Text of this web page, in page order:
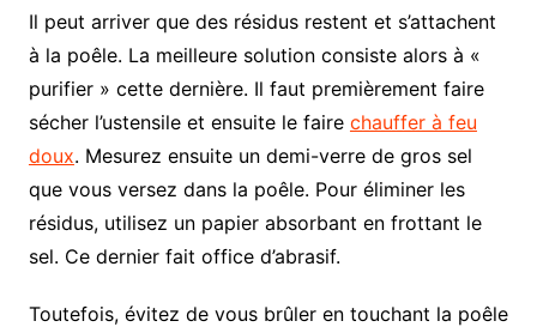
Il peut arriver que des résidus restent et s’attachent
à la poêle. La meilleure solution consiste alors à «
purifier » cette dernière. Il faut premièrement faire
sécher l’ustensile et ensuite le faire chauffer à feu
doux. Mesurez ensuite un demi-verre de gros sel
que vous versez dans la poêle. Pour éliminer les
résidus, utilisez un papier absorbant en frottant le
sel. Ce dernier fait office d’abrasif.
Toutefois, évitez de vous brûler en touchant la poêle